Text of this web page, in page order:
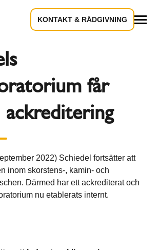
KONTAKT & RÅDGIVNING
får
2022) Schiedel fortsätter att
inom skorstens-, kamin- och
Därmed har ett ackrediterat och
nu etablerats internt.